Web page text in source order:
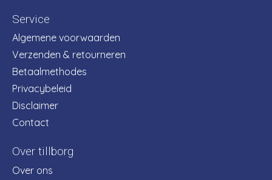
Service
Algemene voorwaarden
Verzenden & retourneren
Betaalmethodes
Privacybeleid
Disclaimer
Contact
Over tillborg
Over ons